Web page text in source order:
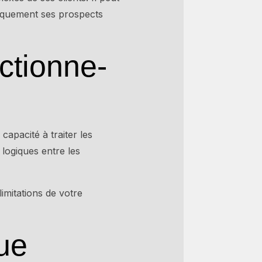
ses prospects
à traiter les
entre les
de votre